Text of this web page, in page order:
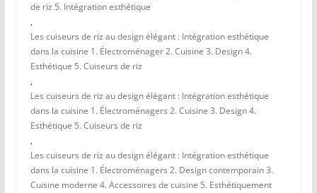
de riz 5. Intégration esthétique
,
Les cuiseurs de riz au design élégant : Intégration esthétique
dans la cuisine 1. Électroménager 2. Cuisine 3. Design 4.
Esthétique 5. Cuiseurs de riz
,
Les cuiseurs de riz au design élégant : Intégration esthétique
dans la cuisine 1. Électroménagers 2. Cuisine 3. Design 4.
Esthétique 5. Cuiseurs de riz
,
Les cuiseurs de riz au design élégant : Intégration esthétique
dans la cuisine 1. Électroménagers 2. Design contemporain 3.
Cuisine moderne 4. Accessoires de cuisine 5. Esthétiquement